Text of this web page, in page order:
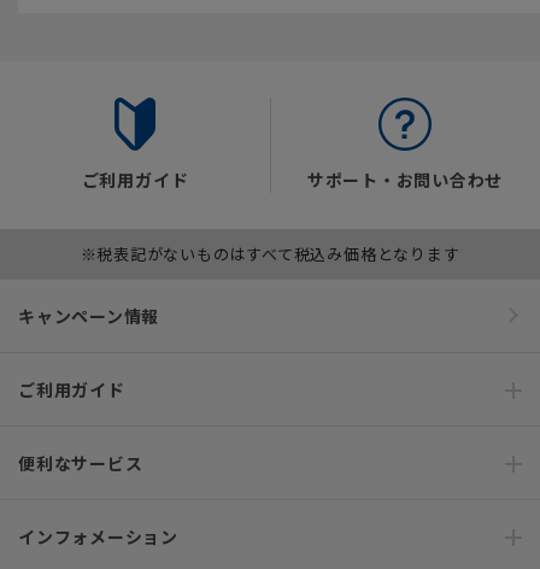
ご利用ガイド サポート・お問い合わせ
※税表記がないものはすべて税込み価格となります
キャンペーン情報
ご利用ガイド
便利なサービス
インフォメーション